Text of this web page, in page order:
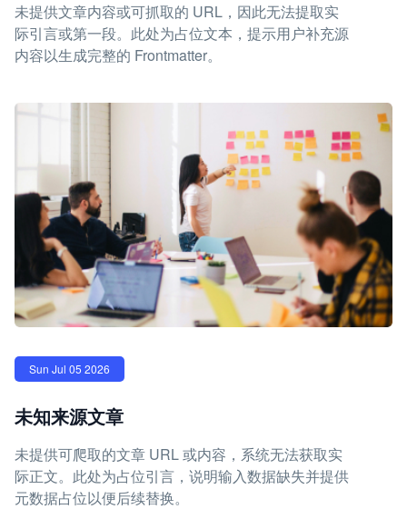
未提供文章内容或可抓取的 URL，因此无法提取实
际引言或第一段。此处为占位文本，提示用户补充源
内容以生成完整的 Frontmatter。
Sun Jul 05 2026
未知来源文章
未提供可爬取的文章 URL 或内容，系统无法获取实
际正文。此处为占位引言，说明输入数据缺失并提供
元数据占位以便后续替换。